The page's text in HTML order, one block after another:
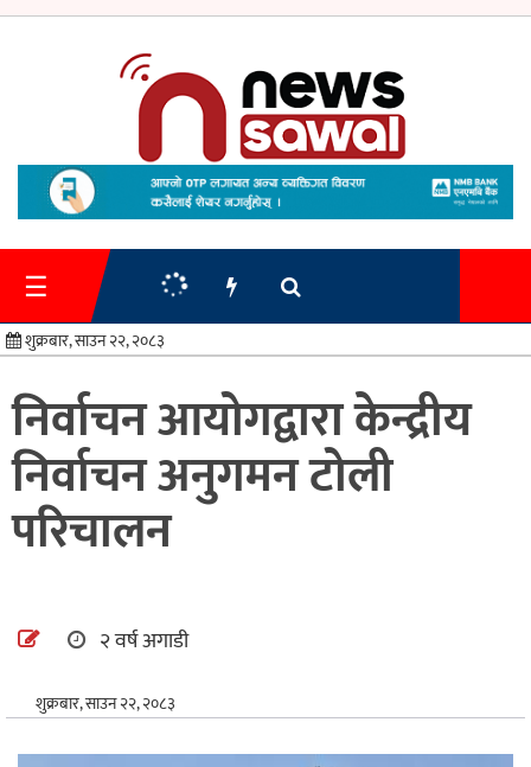
गृहपृष्ठ
समाचार
प्रशासन
स्वास्थ्य/
शिक्षा
मनोरन्जन
☰
शुक्रबार, साउन २२, २०८३
निर्वाचन आयोगद्वारा केन्द्रीय
निर्वाचन अनुगमन टोली
परिचालन
२ वर्ष अगाडी
शुक्रबार, साउन २२, २०८३